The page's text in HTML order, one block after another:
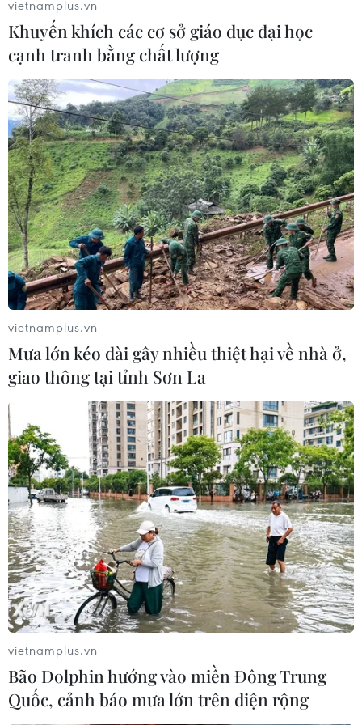
vietnamplus.vn
Khuyến khích các cơ sở giáo dục đại học
cạnh tranh bằng chất lượng
vietnamplus.vn
Mưa lớn kéo dài gây nhiều thiệt hại về nhà ở,
giao thông tại tỉnh Sơn La
vietnamplus.vn
Bão Dolphin hướng vào miền Đông Trung
Quốc, cảnh báo mưa lớn trên diện rộng